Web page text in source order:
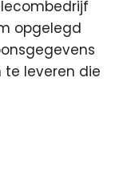
opgelegd
te leveren die